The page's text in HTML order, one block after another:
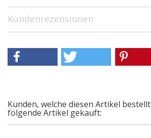
Kundenrezensionen
Kunden, welche diesen Artikel
folgende Artikel gekauft: